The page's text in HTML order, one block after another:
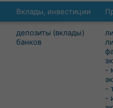
Вклады, инвестиции
депозиты (вклады)
банков
-
-
-